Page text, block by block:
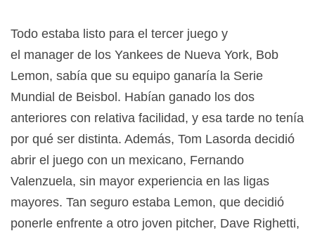
Todo estaba listo para el tercer juego y
el manager de los Yankees de Nueva York, Bob
Lemon, sabía que su equipo ganaría la Serie
Mundial de Beisbol. Habían ganado los dos
anteriores con relativa facilidad, y esa tarde no tenía
por qué ser distinta. Además, Tom Lasorda decidió
abrir el juego con un mexicano, Fernando
Valenzuela, sin mayor experiencia en las ligas
mayores. Tan seguro estaba Lemon, que decidió
ponerle enfrente a otro joven pitcher, Dave Righetti,